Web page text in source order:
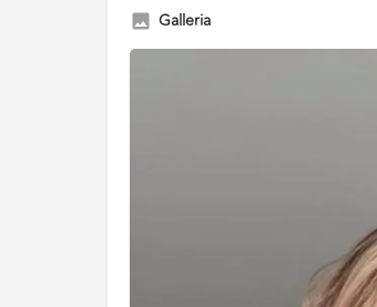
Galleria